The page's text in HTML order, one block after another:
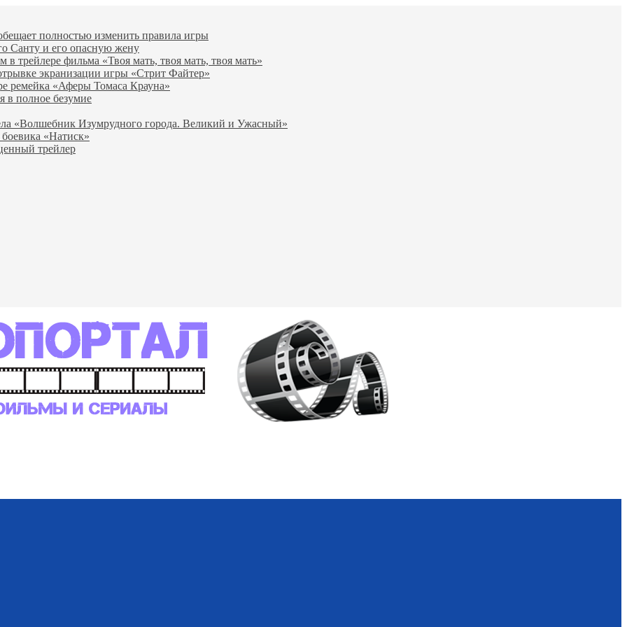
полностью изменить правила игры
Санту и его опасную жену
трейлере фильма «Твоя мать, твоя мать, твоя мать»
экранизации игры «Стрит Файтер»
ремейка «Аферы Томаса Крауна»
в полное безумие
«Волшебник Изумрудного города. Великий и Ужасный»
«Натиск»
трейлер